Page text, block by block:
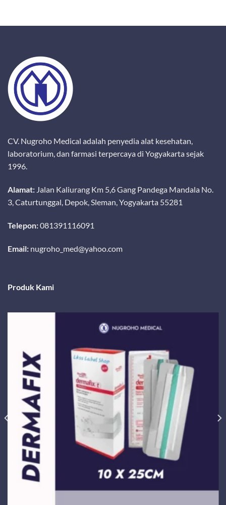
CV. Nugroho Medical adalah penyedia alat kesehatan,
laboratorium, dan farmasi terpercaya di Yogyakarta sejak
1996.
Alamat: Jalan Kaliurang Km 5,6 Gang Pandega Mandala No.
3, Caturtunggal, Depok, Sleman, Yogyakarta 55281
Telepon:081391116091
Email: nugroho_med@yahoo.com
Produk Kami